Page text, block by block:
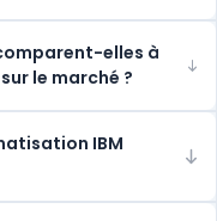
elles à
le marché ?
IBM